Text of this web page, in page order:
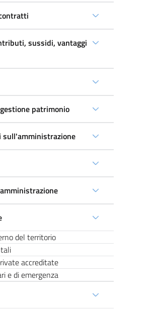
sussidi, vantaggi
patrimonio
sull'amministrazione
del territorio
accreditate
e di emergenza